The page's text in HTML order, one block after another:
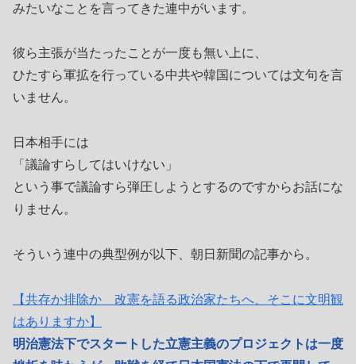
みたいなことを言ってきた連中がいます。
彼ら主張が当たったことが一度も無い上に、
ひたすら軍拡を行っている中共や韓国については文句を言
いません。
日本相手には
「議論すらしてはいけない」
という事で議論すら弾圧しようとするのですからお話にな
りません。
そういう連中の典型例が以下、朝日新聞の記事から。
【共存か排除か 改憲を語る政治家たちへ、そこに文明観
はありますか】
明治憲法下でスタートした立憲主義のプロジェクトは一度